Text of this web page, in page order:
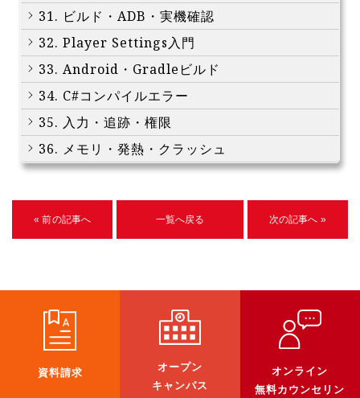
31. ビルド・ADB・実機確認
32. Player Settings入門
33. Android・Gradleビルド
34. C#コンパイルエラー
35. 入力・追跡・権限
36. メモリ・発熱・クラッシュ
« 前の記事へ 一覧へ戻る 次の記事へ »
資料請求
オープン
キャンパス
オンライン
無料カウンセリン